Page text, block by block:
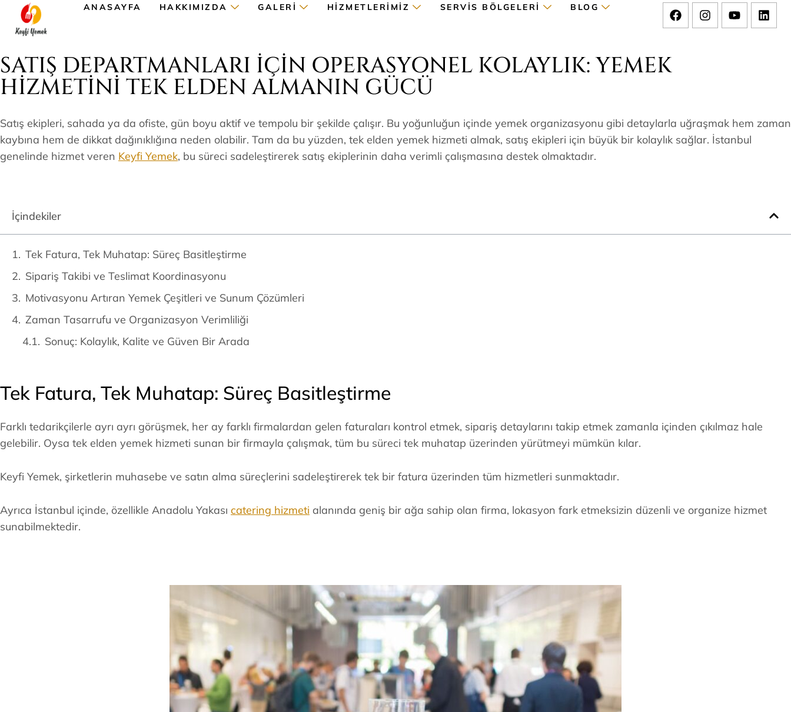
ANASAYFA HAKKIMIZDA GALERI HIZMETLERIMIZ SERVIS BÖLGELERI BLOG
SATIŞ DEPARTMANLARI İÇIN OPERASYONEL KOLAYLIK: YEMEK
HIZMETINI TEK ELDEN ALMANIN GÜCÜ
Satış ekipleri, sahada ya da ofiste, gün boyu aktif ve tempolu bir şekilde çalışır. Bu yoğunluğun içinde yemek organizasyonu gibi detaylarla uğraşmak hem zaman
kaybına hem de dikkat dağınıklığına neden olabilir. Tam da bu yüzden, tek elden yemek hizmeti almak, satış ekipleri için büyük bir kolaylık sağlar. İstanbul
genelinde hizmet veren Keyfi Yemek, bu süreci sadeleştirerek satış ekiplerinin daha verimli çalışmasına destek olmaktadır.
İçindekiler
Tek Fatura, Tek Muhatap: Süreç Basitleştirme
Sipariş Takibi ve Teslimat Koordinasyonu
Motivasyonu Artıran Yemek Çeşitleri ve Sunum Çözümleri
Zaman Tasarrufu ve Organizasyon Verimliliği
Sonuç: Kolaylık, Kalite ve Güven Bir Arada
Tek Fatura, Tek Muhatap: Süreç Basitleştirme
Farklı tedarikçilerle ayrı ayrı görüşmek, her ay farklı firmalardan gelen faturaları kontrol etmek, sipariş detaylarını takip etmek zamanla içinden çıkılmaz hale
gelebilir. Oysa tek elden yemek hizmeti sunan bir firmayla çalışmak, tüm bu süreci tek muhatap üzerinden yürütmeyi mümkün kılar.
Keyfi Yemek, şirketlerin muhasebe ve satın alma süreçlerini sadeleştirerek tek bir fatura üzerinden tüm hizmetleri sunmaktadır.
Ayrıca İstanbul içinde, özellikle Anadolu Yakası catering hizmeti alanında geniş bir ağa sahip olan firma, lokasyon fark etmeksizin düzenli ve organize hizmet
sunabilmektedir.